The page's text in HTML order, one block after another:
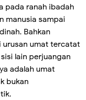
pada ranah ibadah
manusia sampai
Bahkan
urusan umat tercatat
lain perjuangan
adalah umat
bukan